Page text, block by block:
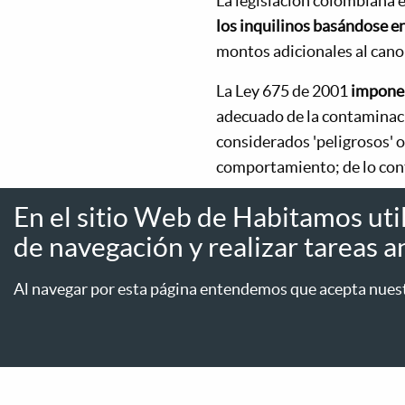
los inquilinos basándose
montos adicionales al
La Ley 675 de 2001
adecuado de la
considerados 'peligrosos'
comportamiento; de lo
Para garantizar una
normas básicas de
incluir pautas sobre el
FUENTE: Sistema
En el sitio Web de Habitamos
de navegación y realizar tareas
Al navegar por esta página entendemos que acepta